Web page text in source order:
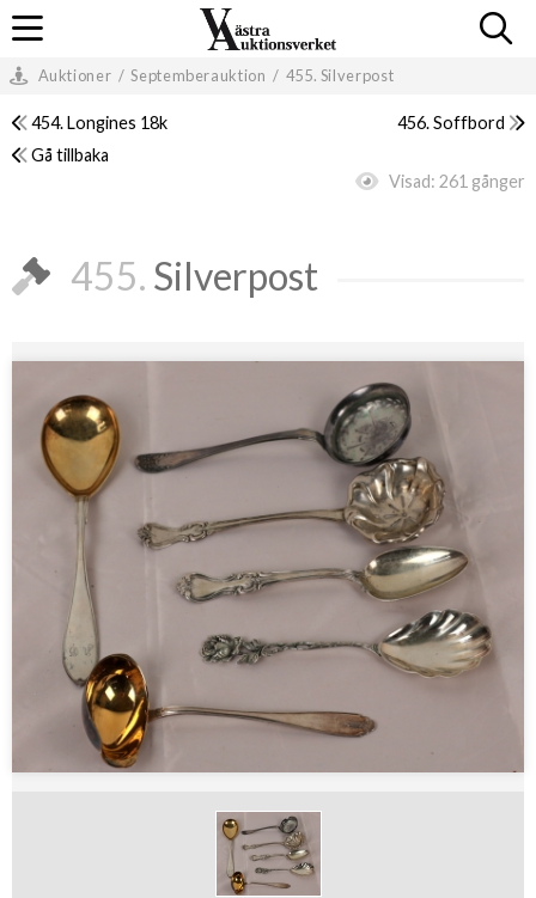
Auktioner / Septemberauktion / 455. Silverpost
454. Longines 18k
456. Soffbord
Gå tillbaka
Visad: 261 gånger
455. Silverpost